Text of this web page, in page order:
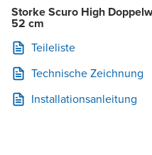
Storke Scuro High
52 cm
Teileliste
Technische Zeichnung
Installationsanleitung